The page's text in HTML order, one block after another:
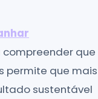
compreender que
permite que mais
sustentável